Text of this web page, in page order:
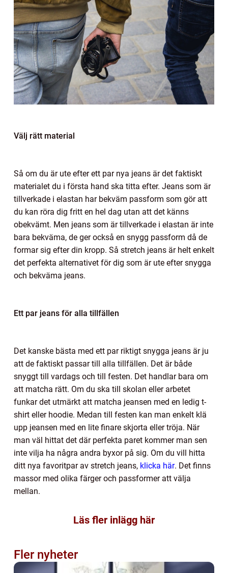
Välj rätt material
Så om du är ute efter ett par nya jeans är det faktiskt
materialet du i första hand ska titta efter. Jeans som är
tillverkade i elastan har bekväm passform som gör att
du kan röra dig fritt en hel dag utan att det känns
obekvämt. Men jeans som är tillverkade i elastan är inte
bara bekväma, de ger också en snygg passform då de
formar sig efter din kropp. Så stretch jeans är helt enkelt
det perfekta alternativet för dig som är ute efter snygga
och bekväma jeans.
Ett par jeans för alla tillfällen
Det kanske bästa med ett par riktigt snygga jeans är ju
att de faktiskt passar till alla tillfällen. Det är både
snyggt till vardags och till festen. Det handlar bara om
att matcha rätt. Om du ska till skolan eller arbetet
funkar det utmärkt att matcha jeansen med en ledig t-
shirt eller hoodie. Medan till festen kan man enkelt klä
upp jeansen med en lite finare skjorta eller tröja. När
man väl hittat det där perfekta paret kommer man sen
inte vilja ha några andra byxor på sig. Om du vill hitta
ditt nya favoritpar av stretch jeans, klicka här. Det finns
massor med olika färger och passformer att välja
mellan.
Läs fler inlägg här
Fler nyheter